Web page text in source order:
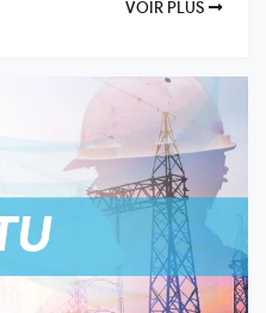
VOIR PLUS